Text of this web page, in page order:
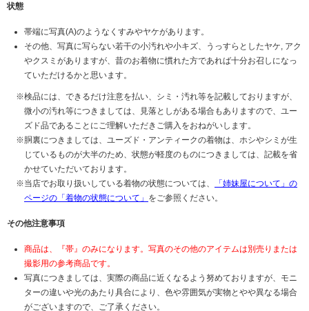
状態
帯端に写真(A)のようなくすみやヤケがあります。
その他、写真に写らない若干の小汚れや小キズ、うっすらとしたヤケ, アク
やクスミがありますが、昔のお着物に慣れた方であれば十分お召しになっ
ていただけるかと思います。
検品には、できるだけ注意を払い、シミ・汚れ等を記載しておりますが、
微小の汚れ等につきましては、見落としがある場合もありますので、ユー
ズド品であることにご理解いただきご購入をおねがいします。
胴裏につきましては、ユーズド・アンティークの着物は、ホシやシミが生
じているものが大半のため、状態が軽度のものにつきましては、記載を省
かせていただいております。
当店でお取り扱いしている着物の状態については、
「姉妹屋について」の
ページの「着物の状態について」 をご参照ください。
その他注意事項
商品は、『帯』のみになります。写真のその他のアイテムは別売りまたは
撮影用の参考商品です。
写真につきましては、実際の商品に近くなるよう努めておりますが、モニ
ターの違いや光のあたり具合により、色や雰囲気が実物とやや異なる場合
がございますので、ご了承ください。